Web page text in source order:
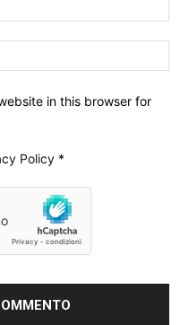
in this browser for
Policy *